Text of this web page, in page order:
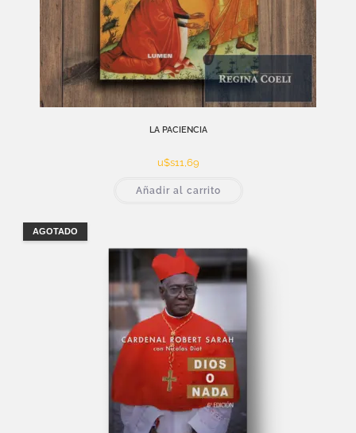
LA PACIENCIA
u$s11,69
Añadir al carrito
AGOTADO